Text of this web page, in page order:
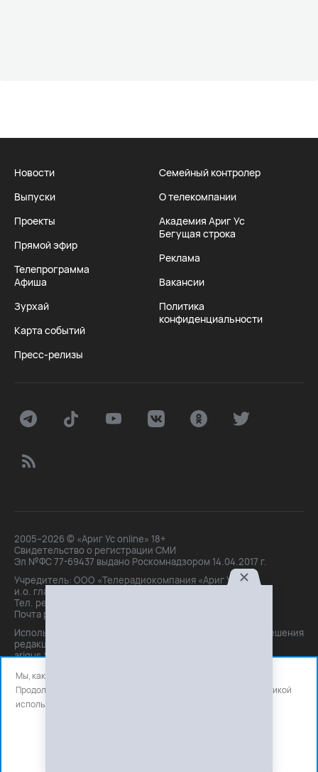
Новости
Выпуски
Проекты
Прямой эфир
Телепрограмма
Афиша
Зурхай
Карта событий
Пресс-релизы
Семейный контролер
О телекомпании
Академия Ариг Ус
Бегущая строка
Реклама
Вакансии
Политика
конфиденциальности
2005–2026 © «Ариг Ус online» 18+
Свидетельство о регистрации СМИ
Эл №ФС 77-69437 выдано Роскомнадзором 14.04.2017 г.
Учредитель: ООО «Телерадиокомпания «Ариг Ус»,
и.о. главного редактора: Маханова О.Б.
Тел. peдakции: +7(3012)21-30-14,
Почта peдakции: editor@arigus.tv
Использование материалов только с письменного разрешения
редакции. При цитировании прямая активная ссылка на
arigus.tv обязательна.
Мы, как и все используем файлы cookie и сервисы аналитики.
Продолжая использовать сайт, вы соглашаетесь с нашей
политикой
использования